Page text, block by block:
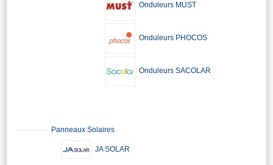
Onduleurs MUST
Onduleurs PHOCOS
Onduleurs SACOLAR
Panneaux Solaires
JA SOLAR